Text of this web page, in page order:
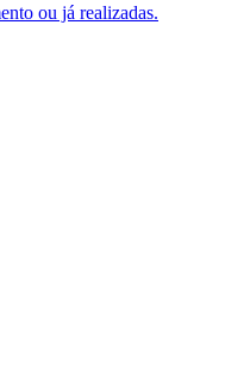
ou já realizadas.